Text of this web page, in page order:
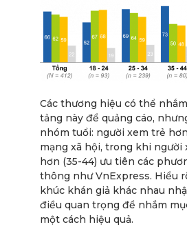
Các thương hiệu có thể
tảng này để quảng cáo,
nhóm tuổi: người xem trẻ
mạng xã hội, trong khi người
hơn (35-44) ưu tiên các
thông như VnExpress. Hiểu
khúc khán giả khác nhau
điều quan trọng để nhắm
một cách hiệu quả.